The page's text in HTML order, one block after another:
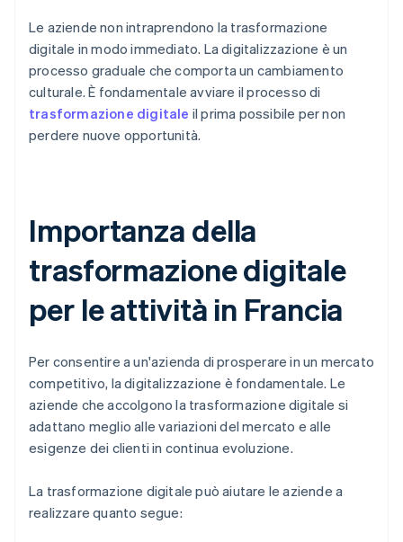
Le aziende non intraprendono la trasformazione
digitale in modo immediato. La digitalizzazione è un
processo graduale che comporta un cambiamento
culturale. È fondamentale avviare il processo di
trasformazione digitale il prima possibile per non
perdere nuove opportunità.
Importanza della
trasformazione digitale
per le attività in Francia
Per consentire a un'azienda di prosperare in un mercato
competitivo, la digitalizzazione è fondamentale. Le
aziende che accolgono la trasformazione digitale si
adattano meglio alle variazioni del mercato e alle
esigenze dei clienti in continua evoluzione.
La trasformazione digitale può aiutare le aziende a
realizzare quanto segue: